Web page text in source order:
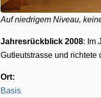
Auf niedrigem Niveau,
Jahresrückblick 2008: Im
Gutleutstrasse und richtete
Ort:
Basis